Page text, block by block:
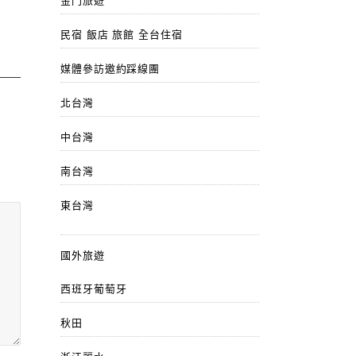
民宿 飯店 旅館 全台住宿
媒體參訪邀約踩線團
北台灣
中台灣
南台灣
東台灣
國外旅遊
西班牙葡萄牙
秋田